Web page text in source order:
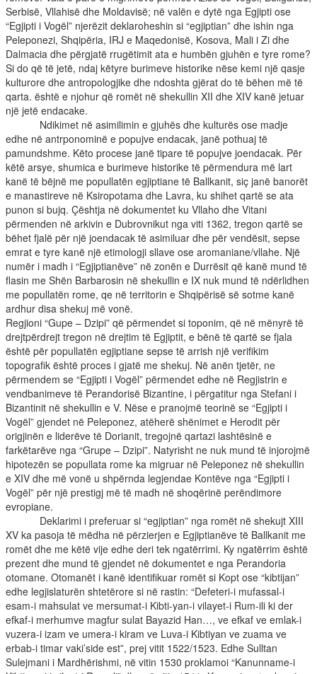
Serbisë, Vllahisë dhe Moldavisë; në valën e dytë nga Egjipti ose
“Egjipti i Vogël” njerëzit deklaroheshin si “egjiptian” dhe ishin nga
Peleponezi, Shqipëria, IRJ e Maqedonisë, Kosova, Mali i Zi dhe
Dalmacia dhe përgjatë rrugëtimit ata e humbën gjuhën e tyre rome?
Si do që të jetë, ndaj këtyre burimeve historike nëse kemi një qasje
kulturore dhe antropologjike dhe ndoshta gjërat do të bëhen më të
qarta. është e njohur që romët në shekullin XII dhe XIV kanë jetuar
një jetë endacake.
Ndikimet në asimilimin e gjuhës dhe kulturës ose madje
edhe në antrponominë e popujve endacak, janë pothuaj të
pamundshme. Këto procese janë tipare të popujve joendacak. Për
këtë arsye, shumica e burimeve historike të përmendura më lart
kanë të bëjnë me popullatën egjiptiane të Ballkanit, siç janë banorët
e manastireve në Ksiropotama dhe Lavra, ku shihet qartë se ata
punon si bujq. Çështja në dokumentet ku Vllaho dhe Vitani
përmenden në arkivin e Dubrovnikut nga viti 1362, tregon qartë se
bëhet fjalë për një joendacak të asimiluar dhe për vendësit, sepse
emrat e tyre kanë një etimologji sllave ose aromaniane/vllahe. Një
numër i madh i “Egjiptianëve” në zonën e Durrësit që kanë mund të
flasin me Shën Barbarosin në shekullin e IX nuk mund të ndërlidhen
me popullatën rome, qe në territorin e Shqipërisë së sotme kanë
ardhur disa shekuj më vonë.
Regjioni “Gupe – Dzipi” që përmendet si toponim, që në mënyrë të
drejtpërdrejt tregon në drejtim të Egjiptit, e bënë të qartë se fjala
është për popullatën egjiptiane sepse të arrish një verifikim
topografik është proces i gjatë me shekuj. Në anën tjetër, ne
përmendem se “Egjipti i Vogël” përmendet edhe në Regjistrin e
vendbanimeve të Perandorisë Bizantine, i përgatitur nga Stefani i
Bizantinit në shekullin e V. Nëse e pranojmë teorinë se “Egjipti i
Vogël” gjendet në Peleponez, atëherë shënimet e Herodit për
origjinën e liderëve të Dorianit, tregojnë qartazi lashtësinë e
farkëtarëve nga “Grupe – Dzipi”. Natyrisht ne nuk mund të injorojmë
hipotezën se popullata rome ka migruar në Peleponez në shekullin
e XIV dhe më vonë u shpërnda legjendae Kontëve nga “Egjipti i
Vogël” për një prestigj më të madh në shoqërinë perëndimore
evropiane.
Deklarimi i preferuar si “egjiptian” nga romët në shekujt XIII
XV ka pasoja të mëdha në përzierjen e Egjiptianëve të Ballkanit me
romët dhe me këtë vije edhe deri tek ngatërrimi. Ky ngatërrim është
prezent dhe mund të gjendet në dokumentet e nga Perandoria
otomane. Otomanët i kanë identifikuar romët si Kopt ose “kibtijan”
edhe legjislaturën shtetërore si në rastin: “Defeteri-i mufassal-i
esam-i mahsulat ve mersumat-i Kibti-yan-i vilayet-i Rum-ili ki der
efkaf-i merhumve magfur sulat Bayazid Han…, ve efkaf ve emlak-i
vuzera-i izam ve umera-i kiram ve Luva-i Kibtiyan ve zuama ve
erbab-i timar vaki’side est”, prej vitit 1522/1523. Edhe Sulltan
Sulejmani i Mardhërishmi, në vitin 1530 proklamoi “Kanunname-i